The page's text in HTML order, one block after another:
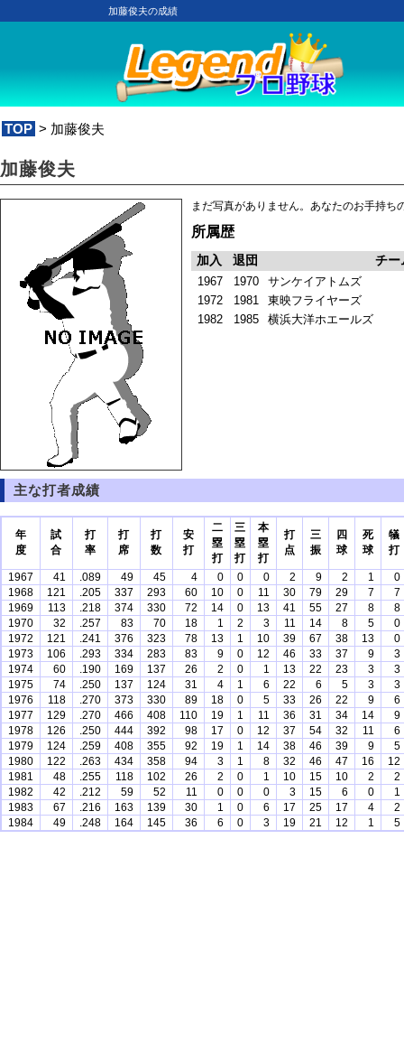
加藤俊夫の成績
TOP > 加藤俊夫
加藤俊夫
まだ写真がありません。あなたのお手持ち
所属歴
加入 退団 チー
1967 1970
サンケイアトムズ
1972
1981
東映フライヤーズ
1982
1985 横浜大洋ホエールズ
主な打者成績
年
度
試
合
打
率
打
席
打
数
安
打
二
塁
打
三
塁
打
本
塁
打
打
点
三
振
四
球
死
球
犠
打
1967 41 .089 49 45 4 0 0 0 2 9 2 1
0
1968
121 .205 337 293 60 10 0 11 30 79 29 7
7
1969
113 .218 374 330 72 14 0 13 41 55 27 8
8
1970
32 .257 83 70 18 1 2 3 11 14 8 5
0
1972
121 .241 376 323 78 13 1 10 39 67 38 13
0
1973
106 .293 334 283 83 9 0 12 46 33 37 9
3
1974
60 .190 169 137 26 2 0 1 13 22 23 3
3
1975
74 .250 137 124 31 4 1 6 22 6 5 3
3
1976
118 .270 373 330 89 18 0 5 33 26 22 9
6
1977
129 .270 466 408 110 19 1 11 36 31 34 14
9
1978
126 .250 444 392 98 17 0 12 37 54 32 11
6
1979
124 .259 408 355 92 19 1 14 38 46 39 9
5
1980
122 .263 434 358 94 3 1 8 32 46 47 16
12
1981
48 .255 118 102 26 2 0 1 10 15 10 2
2
1982
42 .212 59 52 11 0 0 0 3 15 6 0
1
1983
67 .216 163 139 30 1 0 6 17 25 17 4
2
1984
49 .248 164 145 36 6 0 3 19 21 12 1 5